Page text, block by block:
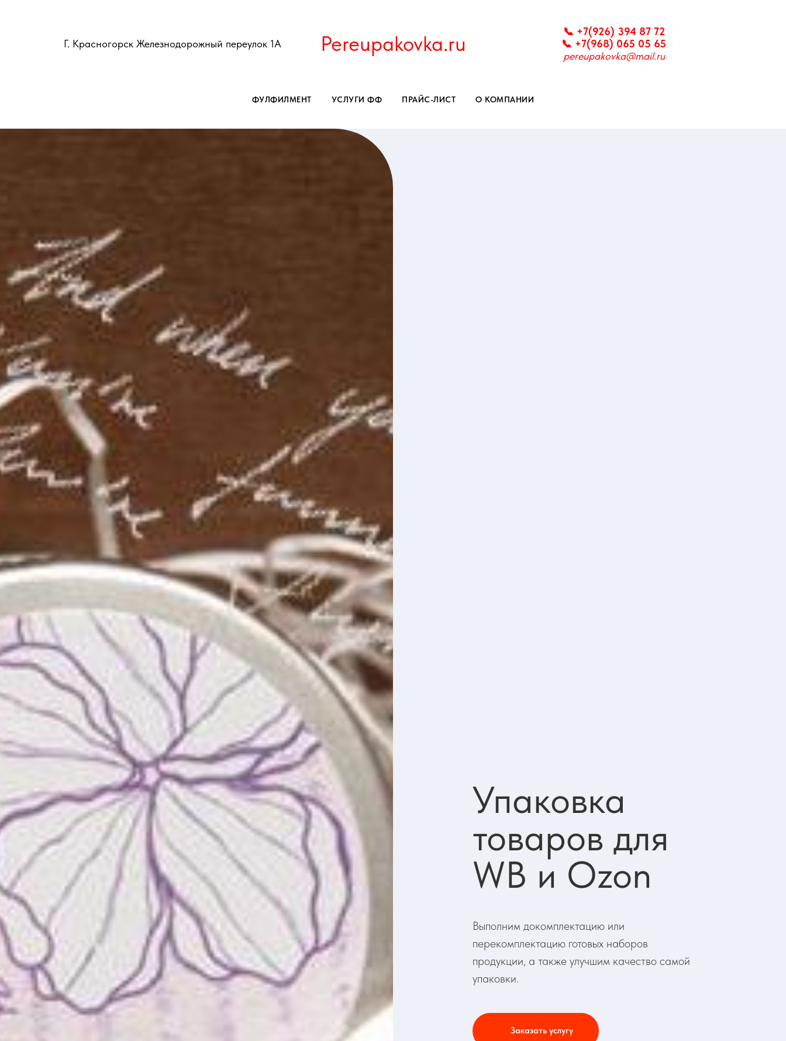
Pereupakovka.ru
Г. Красногорск Железнодорожный переулок 1А
📞 +7(926) 394 87 72
📞 +7(968) 065 05 65
pereupakovka@mail.ru
ФУЛФИЛМЕНТ УСЛУГИ ФФ ПРАЙС-ЛИСТ О КОМПАНИИ
Упаковка
товаров для
WB и Ozon
Выполним докомплектацию или
перекомплектацию готовых наборов
продукции, а также улучшим качество самой
упаковки.
Заказать услугу